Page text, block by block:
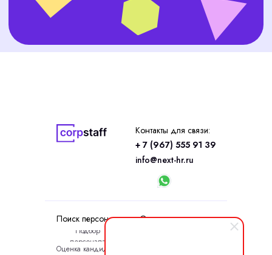
+ 7 (967) 555 91 39
Оценка персонала
Поиск персонала
info@next-hr.ru
Контакты для связи:
Оценка кандидатов
Подбор
персонала